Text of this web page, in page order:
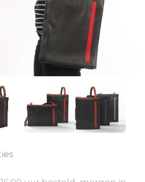
A4) zwart-